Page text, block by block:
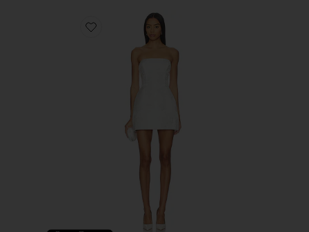
Favorite ПЛАТЬЕ VALERIE